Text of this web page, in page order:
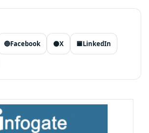
🔵Facebook ⚫X 🟦LinkedIn